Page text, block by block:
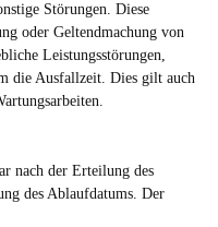
Störungen. Diese
oder Geltendmachung von
Leistungsstörungen,
die Ausfallzeit. Dies gilt auch
nach der Erteilung des
des Ablaufdatums. Der